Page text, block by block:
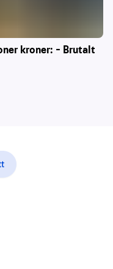
kroner: – Brutalt